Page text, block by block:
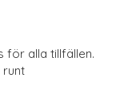
för alla tillfällen.
runt